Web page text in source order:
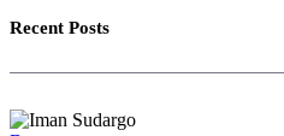
Recent Posts